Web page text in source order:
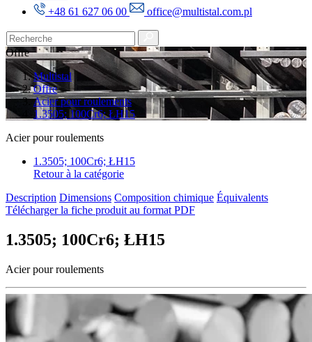
+48 61 627 06 00
office@multistal.com.pl
Offre
Multistal
Offre
Acier pour roulements
1.3505; 100Cr6; ŁH15
Acier pour roulements
1.3505; 100Cr6; ŁH15
Retour à la catégorie
Description Dimensions Composition chimique Équivalents
Télécharger la fiche produit au format PDF
1.3505; 100Cr6; ŁH15
Acier pour roulements